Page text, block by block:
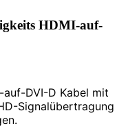
HDMI-auf-
auf-DVI-D Kabel mit
Signalübertragung